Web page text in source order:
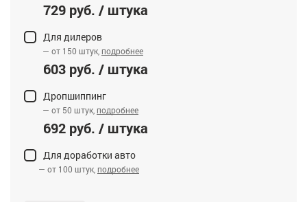
729 руб. / штука
Для дилеров
— от 150 штук, подробнее
603 руб. / штука
Дропшиппинг
— от 50 штук, подробнее
692 руб. / штука
Для доработки авто
— от 100 штук, подробнее